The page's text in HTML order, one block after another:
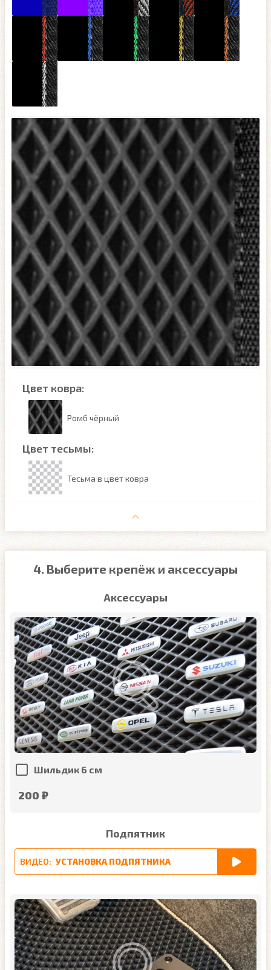
Цвет ковра:
Ромб чёрный
Цвет тесьмы:
Тесьма в цвет ковра
4. Выберите крепёж и аксессуары
Аксессуары
Шильдик 6 см
200 ₽
Подпятник
ВИДЕО: УСТАНОВКА ПОДПЯТНИКА